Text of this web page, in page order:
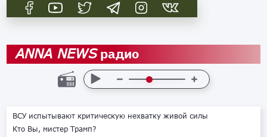
ANNA NEWSрадио
ВСУ испытывают критическую нехватку живой силы
Кто Вы, мистер Трамп?